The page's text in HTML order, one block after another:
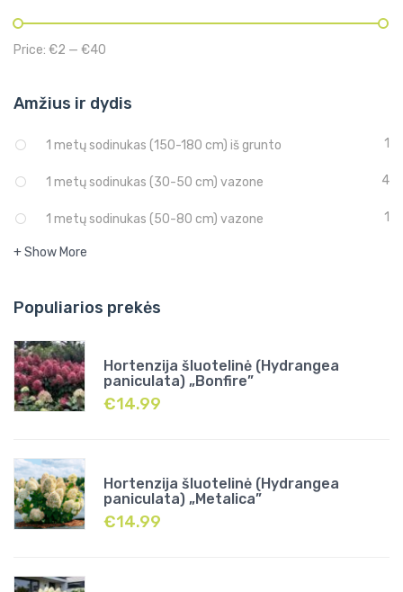
Price: €2 — €40
Amžius ir dydis
1 metų sodinukas (150-180 cm) iš grunto 1
1 metų sodinukas (30-50 cm) vazone 4
1 metų sodinukas (50-80 cm) vazone 1
+ Show More
Populiarios prekės
Hortenzija šluotelinė (Hydrangea
paniculata) „Bonfire”
€14.99
Hortenzija šluotelinė (Hydrangea
paniculata) „Metalica”
€14.99